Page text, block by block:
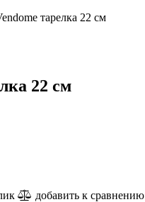
тарелка 22 см
22 см
добавить к сравнению